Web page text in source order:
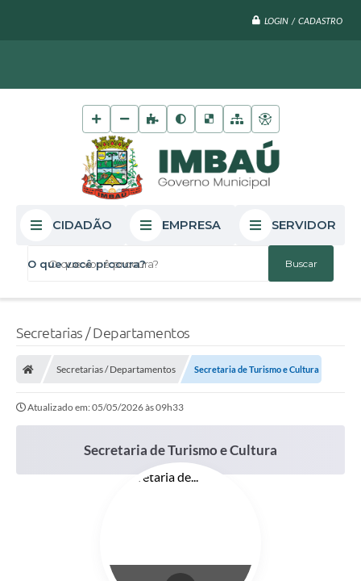
LOGIN / CADASTRO
O que você procura?
CIDADÃO EMPRESA SERVIDOR
Secretarias / Departamentos
Secretarias / Departamentos Secretaria de Turismo e Cultura
Atualizado em: 05/05/2026 às 09h33
Secretaria de Turismo e Cultura